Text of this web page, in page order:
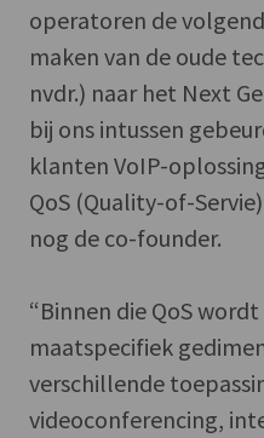
operatoren de
maken van de oude
nvdr.) naar het Next
bij ons intussen
klanten VoIP-
QoS (Quality-of-
nog de co-founder.
“Binnen die QoS
maatspecifiek
verschillende
videoconferencing,